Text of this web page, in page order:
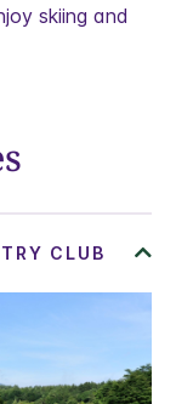
skiing and